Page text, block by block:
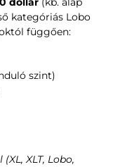
kategóriás Lobo
függően:
szint)
XLT, Lobo,